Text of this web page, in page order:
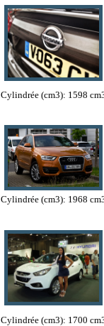
Cylindrée (cm3): 1598
Cylindrée (cm3): 1968
Cylindrée (cm3): 1700